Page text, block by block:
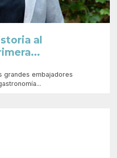
al
grandes embajadores